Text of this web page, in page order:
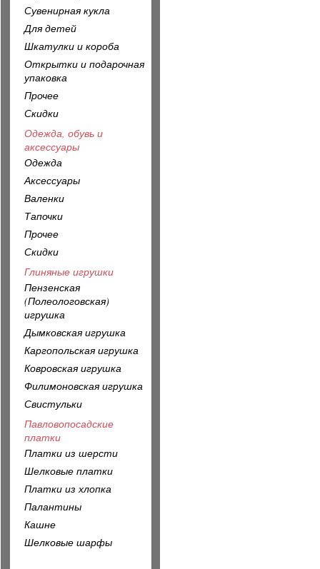
Сувенирная кукла
Для детей
Шкатулки и короба
Открытки и подарочная
упаковка
Прочее
Скидки
Одежда, обувь и
аксессуары
Одежда
Аксессуары
Валенки
Тапочки
Прочее
Скидки
Глиняные игрушки
Пензенская
(Полеологовская)
игрушка
Дымковская игрушка
Каргопольская игрушка
Ковровская игрушка
Филимоновская игрушка
Свистульки
Павловопосадские
платки
Платки из шерсти
Шелковые платки
Платки из хлопка
Палантины
Кашне
Шелковые шарфы